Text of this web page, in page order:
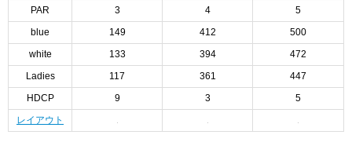
PAR 3 4 5
blue 149 412 500
white 133 394 472
Ladies 117 361 447
HDCP 9 3 5
レイアウト